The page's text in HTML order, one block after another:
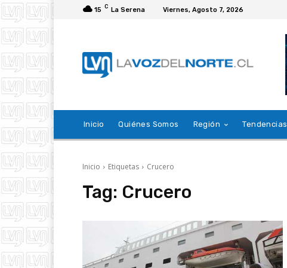
15 C La Serena Viernes, Agosto 7, 2026
Inicio Quiénes Somos Región Tendencias
Inicio Etiquetas Crucero
Tag: Crucero